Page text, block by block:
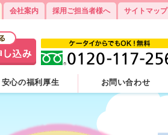
会社案内 採用ご担当者様へ サイトマップ
安心の福利厚生 お問い合わせ